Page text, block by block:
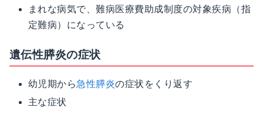
まれな病気で、難病医療費助成制度の対象疾病（指
定難病）になっている
遺伝性膵炎の症状
幼児期から急性膵炎の症状をくり返す
主な症状